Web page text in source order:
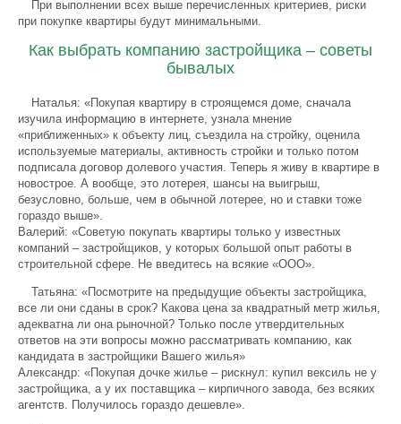
При выполнении всех выше перечисленных критериев, риски
при покупке квартиры будут минимальными.
Как выбрать компанию застройщика – советы
бывалых
Наталья: «Покупая квартиру в строящемся доме, сначала
изучила информацию в интернете, узнала мнение
«приближенных» к объекту лиц, съездила на стройку, оценила
используемые материалы, активность стройки и только потом
подписала договор долевого участия. Теперь я живу в квартире в
новострое. А вообще, это лотерея, шансы на выигрыш,
безусловно, больше, чем в обычной лотерее, но и ставки тоже
гораздо выше».
Валерий: «Советую покупать квартиры только у известных
компаний – застройщиков, у которых большой опыт работы в
строительной сфере. Не введитесь на всякие «ООО».
Татьяна: «Посмотрите на предыдущие объекты застройщика,
все ли они сданы в срок? Какова цена за квадратный метр жилья,
адекватна ли она рыночной? Только после утвердительных
ответов на эти вопросы можно рассматривать компанию, как
кандидата в застройщики Вашего жилья»
Александр: «Покупая дочке жилье – рискнул: купил вексиль не у
застройщика, а у их поставщика – кирпичного завода, без всяких
агентств. Получилось гораздо дешевле».